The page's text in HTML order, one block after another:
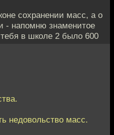
сохранении масс, а о
- напомню знаменитое
в школе 2 было 600
недовольство масс.